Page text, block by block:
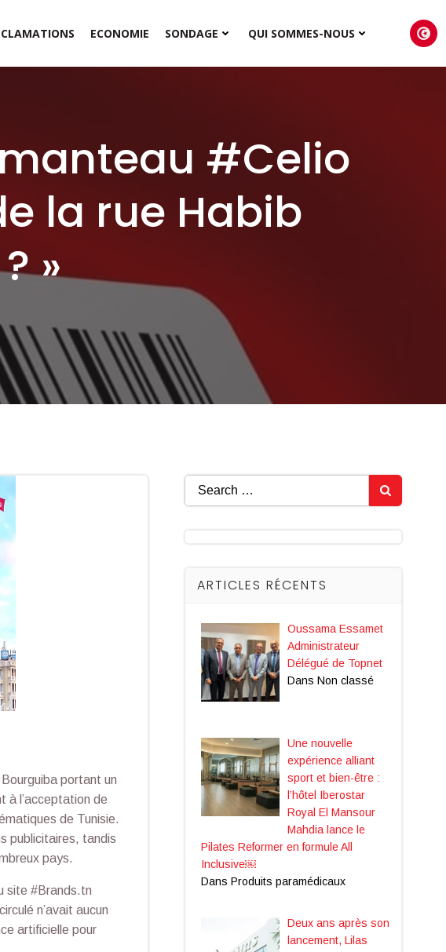
ECONOMIE SONDAGE QUI SOMMES-NOUS
#Celio
la rue Habib
»
portant un
à l’acceptation de
de Tunisie.
publicitaires, tandis
pays.
site #Brands.tn
n’avait aucun
artificielle pour
Search
for:
ARTICLES RÉCENTS
Oussama Essamet
Administrateur
Délégué de Topnet
Dans Non classé
Une nouvelle
expérience alliant
sport et bien-être :
l’hôtel Iberostar
Royal El Mansour
Mahdia lance le
Pilates Reformer en formule All
Inclusive￼
Dans Produits paramédicaux
Deux ans après son
lancement, Lilas